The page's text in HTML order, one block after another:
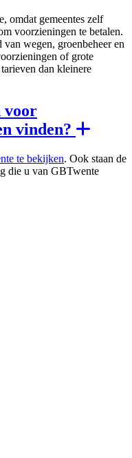
omdat gemeentes zelf
voorzieningen te betalen.
wegen, groenbeheer en
of grote
dan kleinere
voor
vinden?
te bekijken. Ook staan de
die u van GBTwente